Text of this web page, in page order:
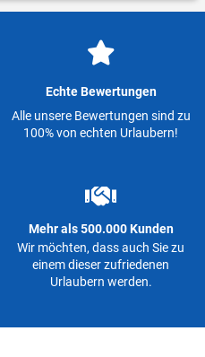
Echte Bewertungen
Alle unsere Bewertungen sind zu
100% von echten Urlaubern!
Mehr als 500.000 Kunden
Wir möchten, dass auch Sie zu
einem dieser zufriedenen
Urlaubern werden.